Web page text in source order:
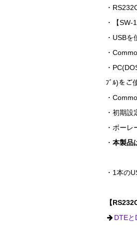
・
・【SW-
・USB
・
・
ﾌﾞﾙ)をご
・
・初期
・ボー
・ 本製品
・1本の
【
DTEと